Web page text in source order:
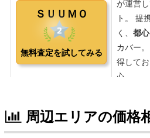
周辺エリアの価格